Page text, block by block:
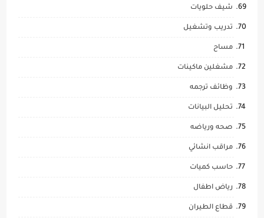
شيف حلويات
تدريب وتشغيل
مساح
مشغلين ماكينات
وظائف ترجمه
تحليل البيانات
صحه ورياضه
مراقب انشائي
حاسب كميات
رياض اطفال
قطاع الطيران